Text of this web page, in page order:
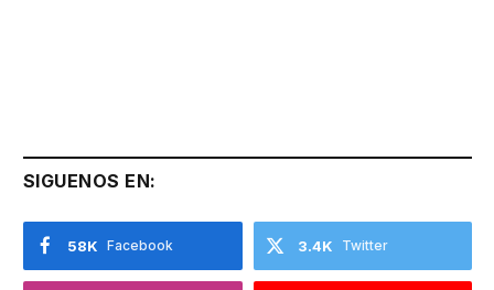
SIGUENOS EN:
Facebook
58K Twitter
3.4K